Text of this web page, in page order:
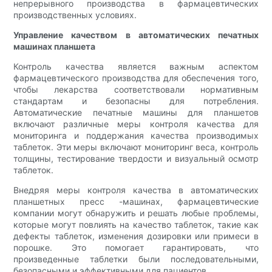
непрерывного производства в фармацевтических
производственных условиях.
Управление качеством в автоматических печатных
машинах планшета
Контроль качества является важным аспектом
фармацевтического производства для обеспечения того,
чтобы лекарства соответствовали нормативным
стандартам и безопасны для потребления.
Автоматические печатные машины для планшетов
включают различные меры контроля качества для
мониторинга и поддержания качества производимых
таблеток. Эти меры включают мониторинг веса, контроль
толщины, тестирование твердости и визуальный осмотр
таблеток.
Внедряя меры контроля качества в автоматических
планшетных пресс -машинах, фармацевтические
компании могут обнаружить и решать любые проблемы,
которые могут повлиять на качество таблеток, такие как
дефекты таблеток, изменения дозировки или примеси в
порошке. Это помогает гарантировать, что
произведенные таблетки были последовательными,